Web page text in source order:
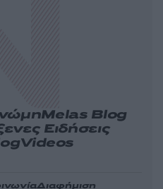
Melas Blog
Ειδήσεις
Videos
Διαφήμιση